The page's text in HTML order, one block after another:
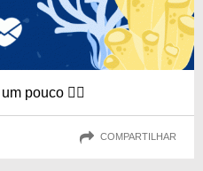
pouco 🧜‍♀
COMPARTILHAR